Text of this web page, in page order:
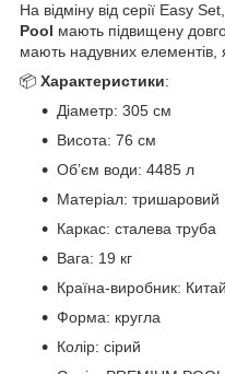
На відміну від серії Easy
Pool мають підвищену
мають надувних елементів,
📦 Характеристики:
Діаметр: 305 см
Висота: 76 см
Об’єм води: 4485 л
Матеріал:
Каркас: сталева труба
Вага: 19 кг
Країна-виробник: Китай
Форма: кругла
Колір: сірий